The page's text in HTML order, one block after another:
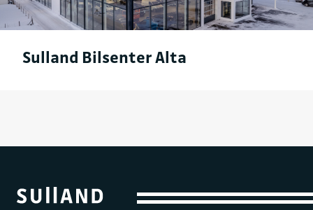
Sulland Bilsenter Alta